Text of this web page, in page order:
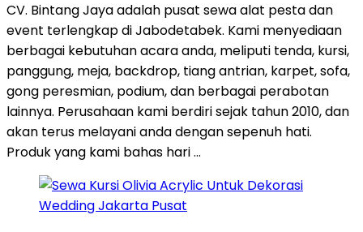
CV. Bintang Jaya adalah pusat sewa alat pesta dan
event terlengkap di Jabodetabek. Kami menyediaan
berbagai kebutuhan acara anda, meliputi tenda, kursi,
panggung, meja, backdrop, tiang antrian, karpet, sofa,
gong peresmian, podium, dan berbagai perabotan
lainnya. Perusahaan kami berdiri sejak tahun 2010, dan
akan terus melayani anda dengan sepenuh hati.
Produk yang kami bahas hari …